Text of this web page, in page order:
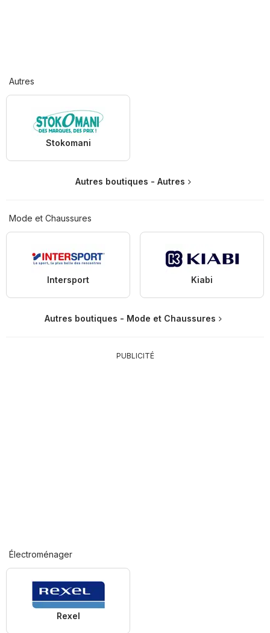
Autres
Stokomani
Autres boutiques - Autres
Mode et Chaussures
Intersport Kiabi
Autres boutiques - Mode et Chaussures
PUBLICITÉ
Électroménager
Rexel